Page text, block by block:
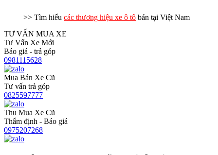
>> Tìm hiểu các thương hiệu xe ô tô bán tại Việt Nam
TƯ VẤN MUA XE
Tư Vấn Xe Mới
Báo giá - trả góp
0981115628
Mua Bán Xe Cũ
Tư vấn trả góp
0825597777
Thu Mua Xe Cũ
Thẩm định - Báo giá
0975207268